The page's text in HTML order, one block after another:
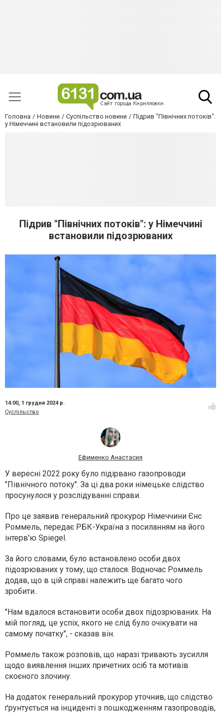
Головна Новини Суспільство новини
Підрив "Північних потоків":
у Німеччині встановили підозрюваних
Підрив "Північних потоків": у Німеччині
встановили підозрюваних
14:00, 1 грудня 2024 р.
Суспільство
Ефименко Анастасия
У вересні 2022 року було підірвано газопроводи
"Північного потоку". За ці два роки німецьке слідство
просунулося у розслідуванні справи.
Про це заявив генеральний прокурор Німеччини Єнс
Роммель, передає РБК-Україна з посиланням на його
інтерв'ю Spiegel.
За його словами, було встановлено особи двох
підозрюваних у тому, що сталося. Водночас Роммель
додав, що в цій справі належить ще багато чого
зробити..
"Нам вдалося встановити особи двох підозрюваних. На
мій погляд, це успіх, якого не слід було очікувати на
самому початку", - сказав він.
Роммель також розповів, що наразі тривають зусилля
щодо виявлення інших причетних осіб та мотивів
скоєного злочину.
На додаток генеральний прокурор уточнив, що слідство
ґрунтується на інциденті з пошкодженням газопроводів,